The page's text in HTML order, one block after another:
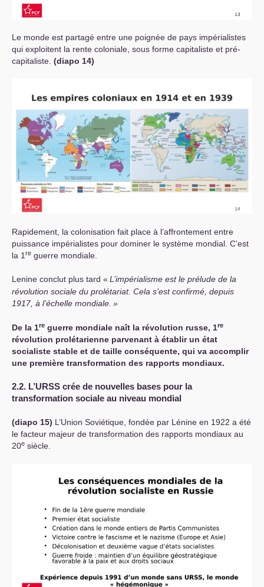
Le monde est partagé entre une poignée de pays impérialistes
qui exploitent la rente coloniale, sous forme capitaliste et pré-
capitaliste. (diapo 14)
Rapidement, la colonisation fait place à l’affrontement entre
puissance impérialistes pour dominer le système mondial. C’est
la 1 re guerre mondiale.
Lenine conclut plus tard « L’impérialisme est le prélude de la
révolution sociale du prolétariat. Cela s’est confirmé, depuis
1917, à l’échelle mondiale. »
De la 1re guerre mondiale naît la révolution russe, 1re
révolution prolétarienne parvenant à établir un état
socialiste stable et de taille conséquente, qui va accomplir
une première transformation des rapports mondiaux.
2.2. L’URSS crée de nouvelles bases pour la
transformation sociale au niveau mondial
(diapo 15) L’Union Soviétique, fondée par Lénine en 1922 a été
le facteur majeur de transformation des rapports mondiaux au
20e siècle.